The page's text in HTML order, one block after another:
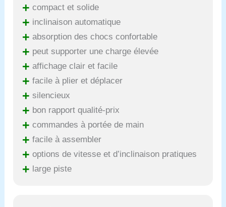
+ compact et solide
+ inclinaison automatique
+ absorption des chocs confortable
+ peut supporter une charge élevée
+ affichage clair et facile
+ facile à plier et déplacer
+ silencieux
+ bon rapport qualité-prix
+ commandes à portée de main
+ facile à assembler
+ options de vitesse et d’inclinaison pratiques
+ large piste